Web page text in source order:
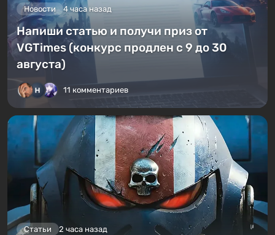
Новости 4 часа назад
Напиши статью и получи приз от
VGTimes (конкурс продлен с 9 до 30
августа)
11 комментариев
Статьи 2 часа назад